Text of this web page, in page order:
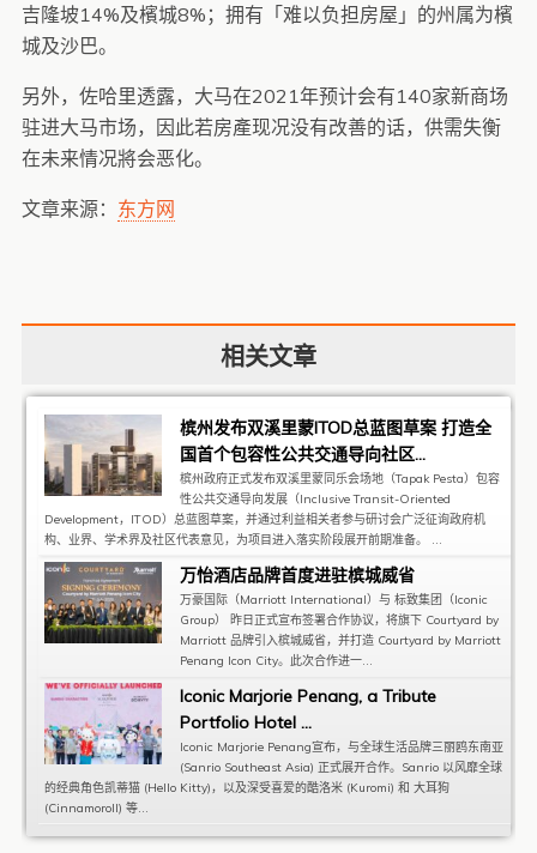
吉隆坡14%及檳城8%；拥有「难以负担房屋」的州属为檳
城及沙巴。
另外，佐哈里透露，大马在2021年预计会有140家新商场
驻进大马市场，因此若房產现况没有改善的话，供需失衡
在未来情况將会恶化。
文章来源： 东方网
相关文章
槟州发布双溪里蒙ITOD总蓝图草案 打造全
国首个包容性公共交通导向社区...
槟州政府正式发布双溪里蒙同乐会场地（Tapak Pesta）包容
性公共交通导向发展（Inclusive Transit-Oriented
Development，ITOD）总蓝图草案，并通过利益相关者参与研讨会广泛征询政府机
构、业界、学术界及社区代表意见，为项目进入落实阶段展开前期准备。 ...
万怡酒店品牌首度进驻槟城威省
万豪国际（Marriott International）与 标致集团（Iconic
Group） 昨日正式宣布签署合作协议，将旗下 Courtyard by
Marriott 品牌引入槟城威省，并打造 Courtyard by Marriott
Penang Icon City。此次合作进一...
Iconic Marjorie Penang, a Tribute
Portfolio Hotel ...
Iconic Marjorie Penang宣布，与全球生活品牌三丽鸥东南亚
(Sanrio Southeast Asia) 正式展开合作。Sanrio 以风靡全球
的经典角色凯蒂猫 (Hello Kitty)，以及深受喜爱的酷洛米 (Kuromi) 和 大耳狗
(Cinnamoroll) 等...